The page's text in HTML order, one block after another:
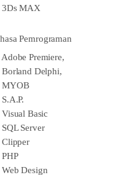
3Ds MAX
Pemrograman
Premiere,
Delphi,
MYOB
Basic
Server
Clipper
Design